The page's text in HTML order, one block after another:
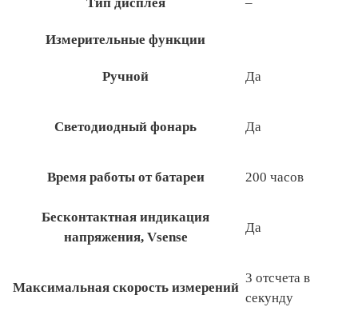
Измерительные функции
Ручной Да
Светодиодный фонарь Да
Время работы от батареи 200 часов
Бесконтактная индикация
напряжения, Vsense
Да
Максимальная скорость измерений
3 отсчета в
секунду